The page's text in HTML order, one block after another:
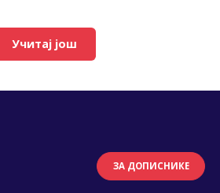
Учитај још
ЗА ДОПИСНИКЕ